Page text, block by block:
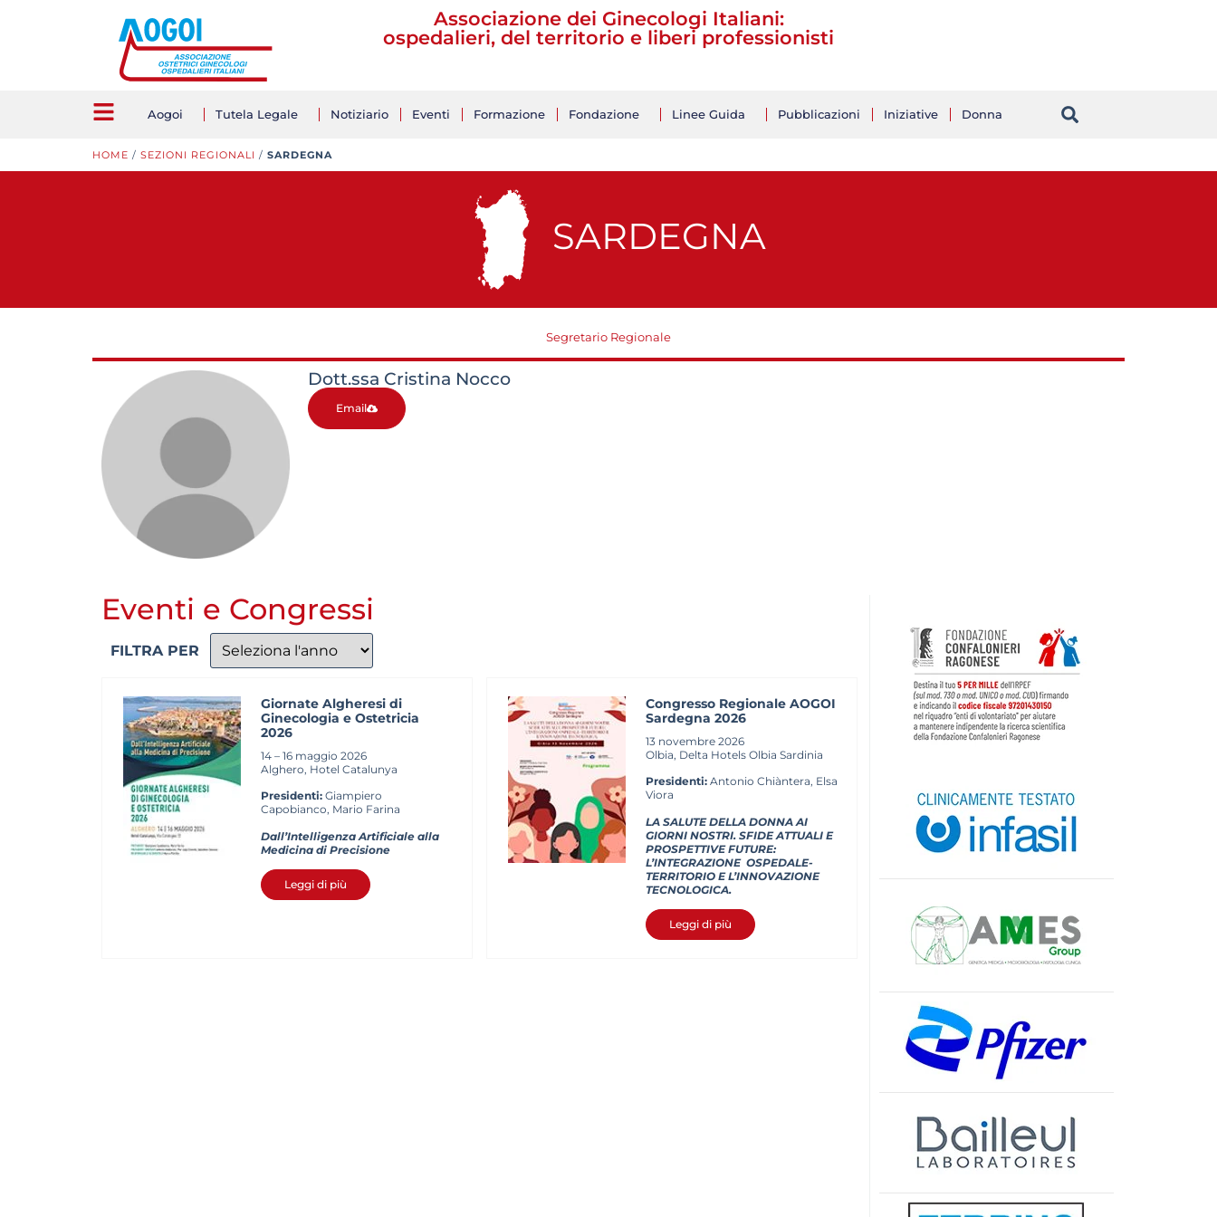
Associazione dei Ginecologi Italiani:
ospedalieri, del territorio e liberi professionisti
Aogoi Tutela Legale Notiziario Eventi Formazione Fondazione Linee Guida Pubblicazioni Iniziative Donna
HOME / SEZIONI REGIONALI / SARDEGNA
SARDEGNA
Segretario Regionale
Dott.ssa Cristina Nocco
Email
Eventi e Congressi
FILTRA PER
Giornate Algheresi di
Ginecologia e Ostetricia
2026
14 – 16 maggio 2026
Alghero, Hotel Catalunya
Presidenti:Giampiero
Capobianco, Mario Farina
Dall’Intelligenza Artificiale alla
Medicina di Precisione
Leggi di più
Congresso Regionale AOGOI
Sardegna 2026
13 novembre 2026
Olbia, Delta Hotels Olbia Sardinia
Presidenti: Antonio Chiàntera, Elsa
Viora
LA SALUTE DELLA DONNA AI
GIORNI NOSTRI. SFIDE ATTUALI E
PROSPETTIVE FUTURE:
L’INTEGRAZIONE OSPEDALE-
TERRITORIO E L’INNOVAZIONE
TECNOLOGICA.
Leggi di più